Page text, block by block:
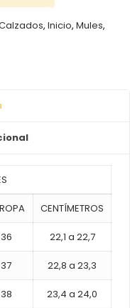
, Inicio, Mules,
CENTÍMETROS
36 22,1 a 22,7
37 22,8 a 23,3
38 23,4 a 24,0